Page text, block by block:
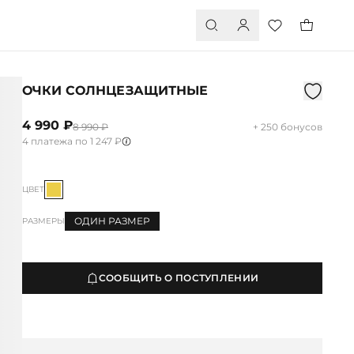
ОЧКИ СОЛНЦЕЗАЩИТНЫЕ
4 990 ₽8 990 ₽
+ 250 бонусов
4 платежа по 1 247 ₽
ЦВЕТ
РАЗМЕРЫ ОДИН РАЗМЕР
СООБЩИТЬ О ПОСТУПЛЕНИИ